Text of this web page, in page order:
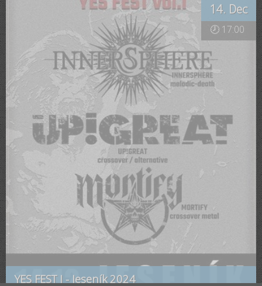
14. Dec
🕗 17:00
YES FEST I - Jeseník 2024